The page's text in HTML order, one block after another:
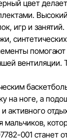
цвет
игр и занятий.
на ноге, а
001